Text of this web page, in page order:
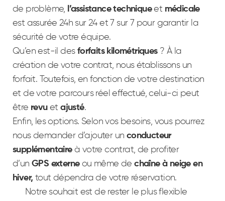
de problème, l’assistance techniqueet médicale
est assurée 24h sur 24 et 7 sur 7 pour garantir la
sécurité de votre équipe.
Qu’en est-il des forfaits kilométriques? À la
création de votre contrat, nous établissons un
forfait. Toutefois, en fonction de votre destination
et de votre parcours réel effectué, celui-ci peut
être revuetajusté.
Enfin, les options. Selon vos besoins, vous pourrez
nous demander d’ajouter un conducteur
supplémentaireà votre contrat, de profiter
d’un GPS externeou même dechaîne à neige en
hiver, tout dépendra de votre réservation.
Notre souhait est de rester le plus flexible